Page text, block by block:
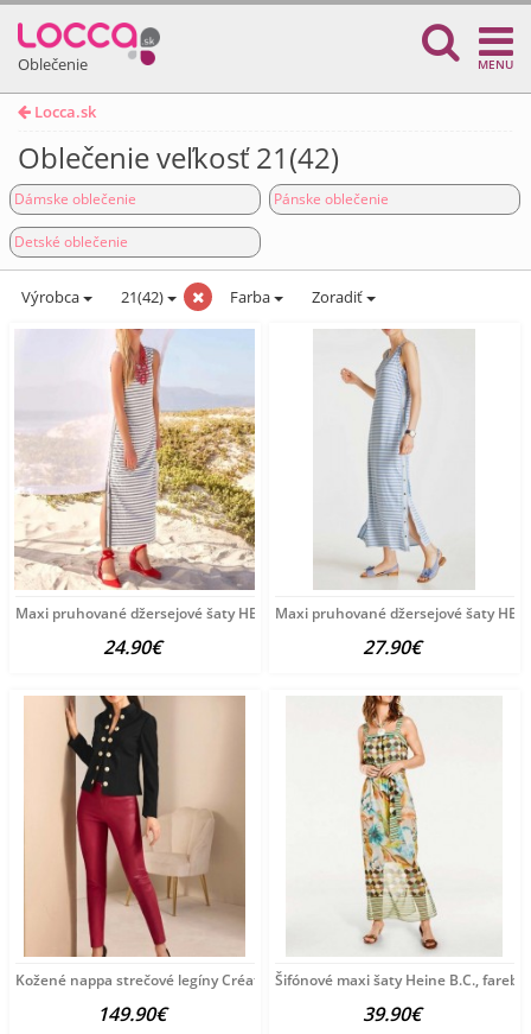
Oblečenie MENU
Locca.sk
Oblečenie veľkosť 21(42)
Dámske oblečenie Pánske oblečenie
Detské oblečenie
Výrobca 21(42) Farba Zoradiť
Maxi pruhované džersejové šaty HEINE, šedo-biele
24.90€
Maxi pruhované džersejové šaty
27.90€
Kožené nappa strečové legíny Création L, červené
149.90€
Šifónové maxi šaty Heine B.C.,
39.90€